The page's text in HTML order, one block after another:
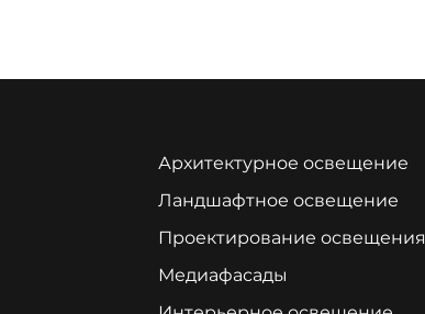
Архитектурное освещение
Ландшафтное освещение
Проектирование освещения
Медиафасады